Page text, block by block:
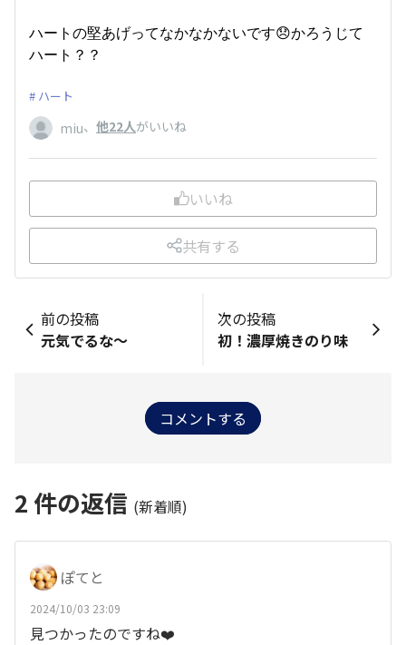
ハートの堅あげってなかなかないです😞かろうじて
ハート？？
ハート
miu、 他22人がいいね
いいね
共有する
前の投稿
元気でるな〜
次の投稿
初！濃厚焼きのり味
コメントする
2 件の返信 (新着順)
ぽてと
2024/10/03 23:09
見つかったのですね❤️